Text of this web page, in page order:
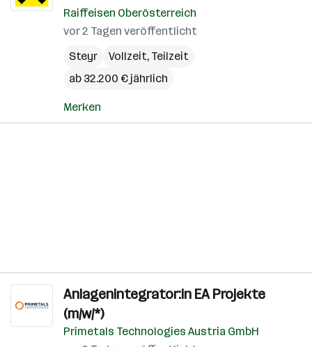
Raiffeisen Oberösterreich
vor 2 Tagen veröffentlicht
Steyr
Vollzeit, Teilzeit
ab 32.200 € jährlich
Merken
Anlagenintegrator:in EA Projekte
(m/w/*)
Primetals Technologies Austria GmbH